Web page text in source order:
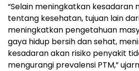
“Selain meningkatkan kesadaran
tentang kesehatan, tujuan lain
meningkatkan pengetahuan
gaya hidup bersih dan sehat,
kesadaran akan risiko penyakit
mengurangi prevalensi PTM,”